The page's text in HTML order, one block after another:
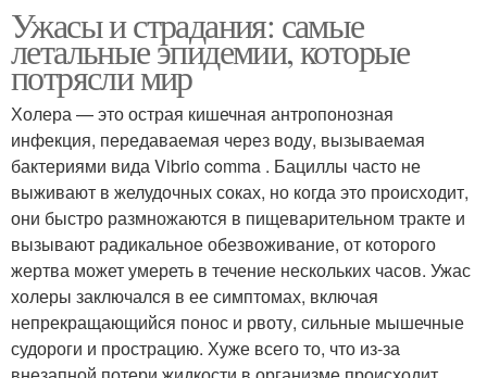
Ужасы и страдания: самые
летальные эпидемии, которые
потрясли мир
Холера — это острая кишечная антропонозная
инфекция, передаваемая через воду, вызываемая
бактериями вида Vibrio comma . Бациллы часто не
выживают в желудочных соках, но когда это происходит,
они быстро размножаются в пищеварительном тракте и
вызывают радикальное обезвоживание, от которого
жертва может умереть в течение нескольких часов. Ужас
холеры заключался в ее симптомах, включая
непрекращающийся понос и рвоту, сильные мышечные
судороги и прострацию. Хуже всего то, что из-за